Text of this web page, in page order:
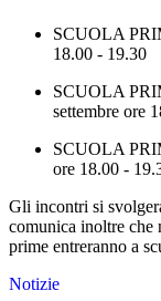
SCUOLA
18.00 - 19.30
SCUOLA
settembre ore
SCUOLA
ore 18.00 -
Gli incontri si
comunica inoltre che
prime entreranno a
Notizie